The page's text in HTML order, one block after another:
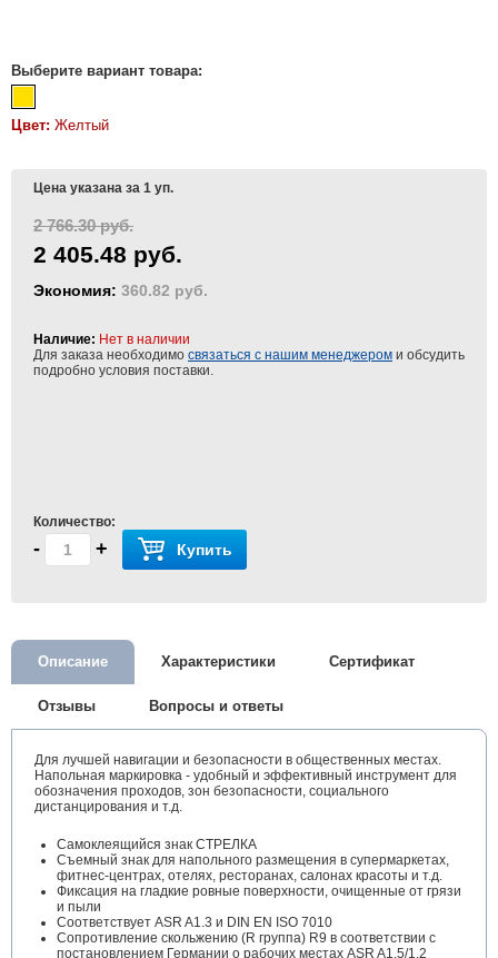
Выберите вариант товара:
Цвет: Желтый
Цена указана за 1 уп.
2 766.30 руб.
2 405.48 руб.
Экономия: 360.82 руб.
Наличие: Нет в наличии
Для заказа необходимо связаться с нашим менеджером и обсудить
подробно условия поставки.
Количество:
- + Купить
Описание Характеристики Сертификат
Отзывы Вопросы и ответы
Для лучшей навигации и безопасности в общественных местах.
Напольная маркировка - удобный и эффективный инструмент для
обозначения проходов, зон безопасности, социального
дистанцирования и т.д.
Самоклеящийся знак СТРЕЛКА
Съемный знак для напольного размещения в супермаркетах,
фитнес-центрах, отелях, ресторанах, салонах красоты и т.д.
Фиксация на гладкие ровные поверхности, очищенные от грязи
и пыли
Соответствует ASR A1.3 и DIN EN ISO 7010
Сопротивление скольжению (R группа) R9 в соответствии с
постановлением Германии о рабочих местах ASR A1.5/1,2